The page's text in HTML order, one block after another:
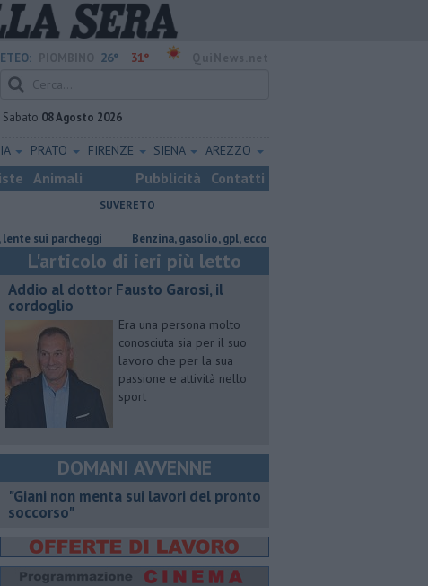
26° 31°
Sabato 08 Agosto 2026
PRATO FIRENZE SIENA AREZZO
Animali Pubblicità Contatti
SUVERETO
parcheggi ​Benzina, gasolio, gpl, ecco dove risparmiare
L'articolo di ieri più letto
Addio al dottor Fausto Garosi, il
cordoglio
Era una persona molto
conosciuta sia per il suo
lavoro che per la sua
passione e attività nello
sport
DOMANI AVVENNE
"Giani non menta sui lavori del pronto
soccorso"